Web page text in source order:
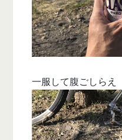
一服して腹ごしらえ